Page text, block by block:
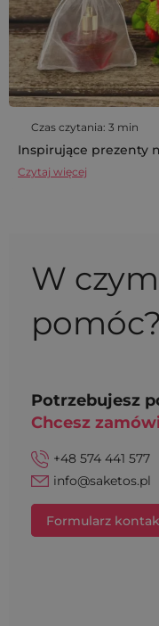
Czas czytania: 3 min
Inspirujące prezenty
Czytaj więcej
W
pomóc?
Potrzebujesz
Chcesz
+48 574 441 577
info@saketos.pl
Formularz